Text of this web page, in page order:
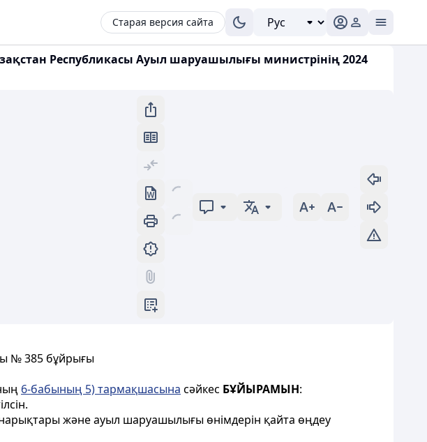
Старая версия сайта
Республикасы Ауыл шаруашылығы министрінің 2024
№ 385 бұйрығы
6-бабының 5) тармақшасына сәйкес БҰЙЫРАМЫН:
және ауыл шаруашылығы өнімдерін қайта өңдеу